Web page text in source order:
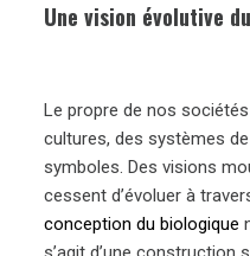
Une vision évolutive
Le propre de nos
cultures, des systèmes
symboles. Des visions
cessent d’évoluer à
conception du biologique